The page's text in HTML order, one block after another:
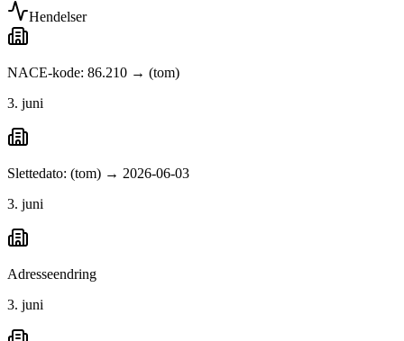
Hendelser
NACE-kode: 86.210 → (tom)
3. juni
Slettedato: (tom) → 2026-06-03
3. juni
Adresseendring
3. juni